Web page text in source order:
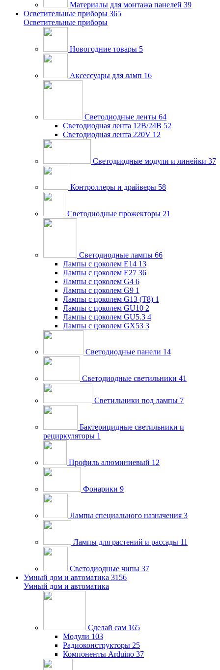
Материалы для монтажа панелей 39
Осветительные приборы 365
Осветительные приборы
Новогодние товары 5
Аксессуары для ламп 16
Светодиодные ленты 64
Светодиодная лента 12В/24В 52
Светодиодная лента 220V 12
Светодиодные модули и линейки 37
Контроллеры и драйверы 58
Светодиодные прожекторы 21
Светодиодные лампы 66
Лампы с цоколем E14 13
Лампы с цоколем E27 36
Лампы с цоколем G4 6
Лампы с цоколем G9 1
Лампы с цоколем G13 (Т8) 1
Лампы с цоколем GU10 2
Лампы с цоколем GU5.3 4
Лампы с цоколем GX53 3
Светодиодные панели 14
Светодиодные светильники 41
Светильники под лампы 7
Бактерицидные светильники и
рециркуляторы 1
Профиль алюминиевый 12
Фонарики 9
Лампы специального назначения 3
Лампы для растений и рассады 11
Светодиодные чипы 37
Умный дом и автоматика 3156
Умный дом и автоматика
Сделай сам 165
Модули 103
Радиоконструкторы 25
Компоненты Arduino 37